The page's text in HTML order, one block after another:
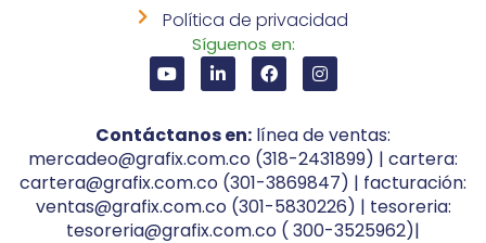
Política de privacidad
Síguenos en:
Contáctanos en: línea de ventas:
mercadeo@grafix.com.co (318-2431899) | cartera:
cartera@grafix.com.co (301-3869847) | facturación:
ventas@grafix.com.co (301-5830226) | tesoreria:
tesoreria@grafix.com.co ( 300-3525962)|